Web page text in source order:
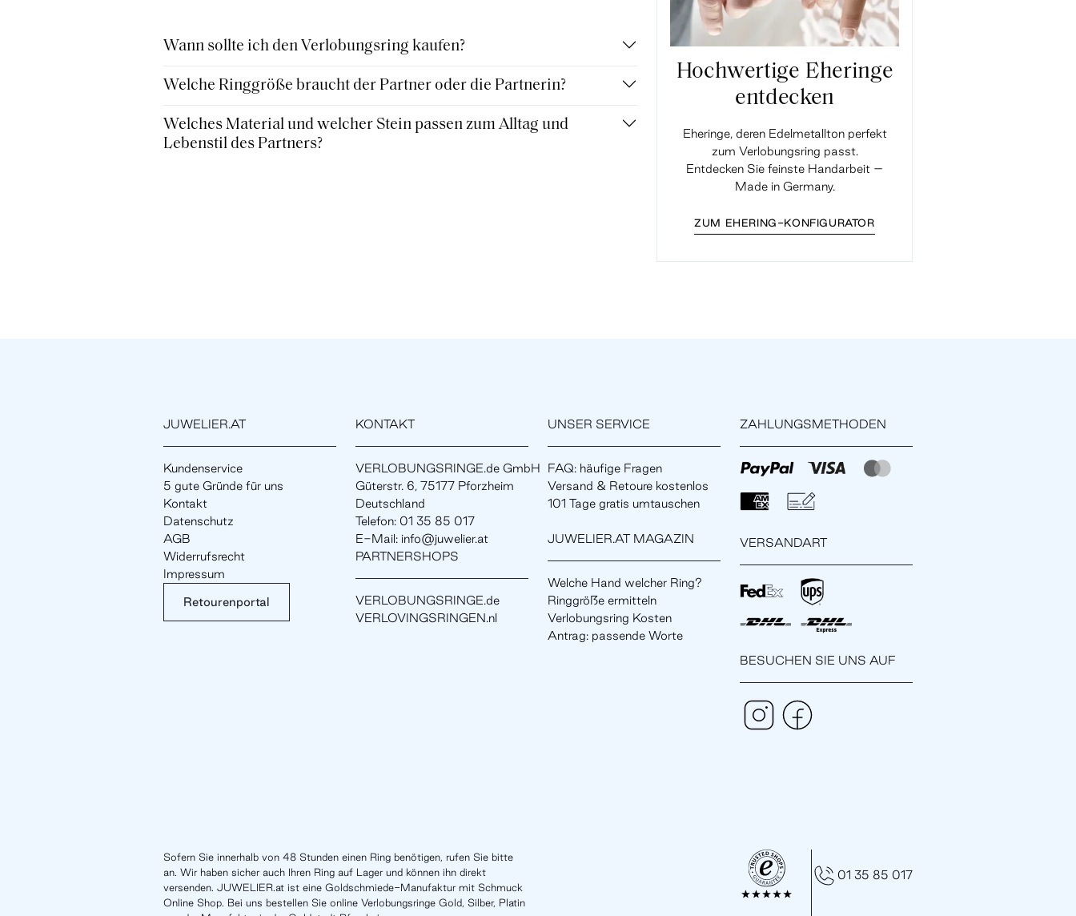
Wann sollte ich den Verlobungsring kaufen?
Welche Ringgröße braucht der Partner oder die Partnerin?
Welches Material und welcher Stein passen zum Alltag und
Lebenstil des Partners?
Hochwertige Eheringe
entdecken
Eheringe, deren Edelmetallton perfekt
zum Verlobungsring passt.
Entdecken Sie feinste Handarbeit –
Made in Germany.
ZUM EHERING-KONFIGURATOR
JUWELIER.AT
Kundenservice
5 gute Gründe für uns
Kontakt
Datenschutz
AGB
Widerrufsrecht
Impressum
Retourenportal
KONTAKT
VERLOBUNGSRINGE.de GmbH
Güterstr. 6, 75177 Pforzheim
Deutschland
Telefon: 01 35 85 017
E-Mail: info@juwelier.at
PARTNERSHOPS
VERLOBUNGSRINGE.de
VERLOVINGSRINGEN.nl
UNSER SERVICE
FAQ: häufige Fragen
Versand & Retoure kostenlos
101 Tage gratis umtauschen
JUWELIER.AT MAGAZIN
Welche Hand welcher Ring?
Ringgröße ermitteln
Verlobungsring Kosten
Antrag: passende Worte
ZAHLUNGSMETHODEN
VERSANDART
BESUCHEN SIE UNS AUF
Sofern Sie innerhalb von 48 Stunden einen Ring benötigen, rufen Sie bitte
an. Wir haben sicher auch Ihren Ring auf Lager und können ihn direkt
versenden. JUWELIER.at ist eine Goldschmiede-Manufaktur mit Schmuck
Online Shop. Bei uns bestellen Sie online Verlobungsringe Gold, Silber, Platin
01 35 85 017